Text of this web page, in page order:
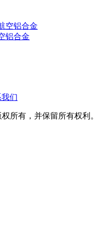
铝合金
们
所有，并保留所有权利。